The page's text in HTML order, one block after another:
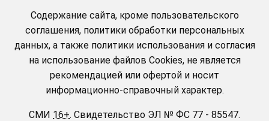
Содержание сайта, кроме пользовательского
соглашения, политики обработки персональных
данных, а также политики использования и согласия
на использование файлов Cookies, не является
рекомендацией или офертой и носит
информационно-справочный характер.
СМИ 16+. Свидетельство ЭЛ № ФС 77 - 85547.